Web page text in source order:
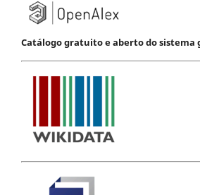
Catálogo gratuito e aberto do sistema